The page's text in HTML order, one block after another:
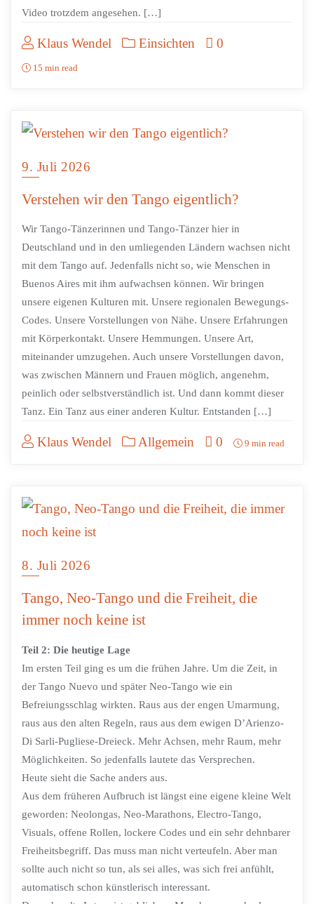
Video trotzdem angesehen. […]
Klaus Wendel Einsichten 0
15 min read
9. Juli 2026
Verstehen wir den Tango eigentlich?
Wir Tango-Tänzerinnen und Tango-Tänzer hier in
Deutschland und in den umliegenden Ländern wachsen nicht
mit dem Tango auf. Jedenfalls nicht so, wie Menschen in
Buenos Aires mit ihm aufwachsen können. Wir bringen
unsere eigenen Kulturen mit. Unsere regionalen Bewegungs-
Codes. Unsere Vorstellungen von Nähe. Unsere Erfahrungen
mit Körperkontakt. Unsere Hemmungen. Unsere Art,
miteinander umzugehen. Auch unsere Vorstellungen davon,
was zwischen Männern und Frauen möglich, angenehm,
peinlich oder selbstverständlich ist. Und dann kommt dieser
Tanz. Ein Tanz aus einer anderen Kultur. Entstanden […]
Klaus Wendel Allgemein 0 9 min read
8. Juli 2026
Tango, Neo-Tango und die Freiheit, die
immer noch keine ist
Teil 2: Die heutige Lage
Im ersten Teil ging es um die frühen Jahre. Um die Zeit, in
der Tango Nuevo und später Neo-Tango wie ein
Befreiungsschlag wirkten. Raus aus der engen Umarmung,
raus aus den alten Regeln, raus aus dem ewigen D’Arienzo-
Di Sarli-Pugliese-Dreieck. Mehr Achsen, mehr Raum, mehr
Möglichkeiten. So jedenfalls lautete das Versprechen.
Heute sieht die Sache anders aus.
Aus dem früheren Aufbruch ist längst eine eigene kleine Welt
geworden: Neolongas, Neo-Marathons, Electro-Tango,
Visuals, offene Rollen, lockere Codes und ein sehr dehnbarer
Freiheitsbegriff. Das muss man nicht verteufeln. Aber man
sollte auch nicht so tun, als sei alles, was sich frei anfühlt,
automatisch schon künstlerisch interessant.